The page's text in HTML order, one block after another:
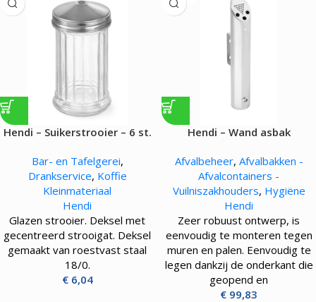
Hendi – Suikerstrooier – 6 st.
Bar- en Tafelgerei,
Drankservice, Koffie
Kleinmateriaal
Hendi
Glazen strooier. Deksel met
gecentreerd strooigat. Deksel
gemaakt van roestvast staal
18/0.
€6,04
Hendi – Wand asbak
Afvalbeheer, Afvalbakken -
Afvalcontainers -
Vuilniszakhouders, Hygiëne
Hendi
Zeer robuust ontwerp, is
eenvoudig te monteren tegen
muren en palen. Eenvoudig te
legen dankzij de onderkant die
geopend en
€ 99,83